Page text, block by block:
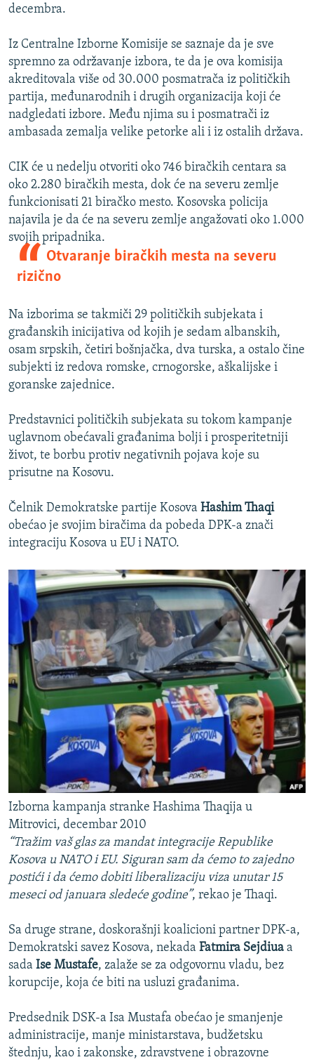
TRI DECENIJE OD RATA U BIH
NASTANAK I RASPAD JUGOSLAVIJE
decembra.
Iz Centralne Izborne Komisije se saznaje da je sve
spremno za održavanje izbora, te da je ova komisija
akreditovala više od 30.000 posmatrača iz političkih
partija, međunarodnih i drugih organizacija koji će
nadgledati izbore. Među njima su i posmatrači iz
ambasada zemalja velike petorke ali i iz ostalih država.
CIK će u nedelju otvoriti oko 746 biračkih centara sa
oko 2.280 biračkih mesta, dok će na severu zemlje
funkcionisati 21 biračko mesto. Kosovska policija
najavila je da će na severu zemlje angažovati oko 1.000
svojih pripadnika.
Otvaranje biračkih mesta na severu
rizično
Na izborima se takmiči 29 političkih subjekata i
građanskih inicijativa od kojih je sedam albanskih,
osam srpskih, četiri bošnjačka, dva turska, a ostalo čine
subjekti iz redova romske, crnogorske, aškalijske i
goranske zajednice.
Predstavnici političkih subjekata su tokom kampanje
uglavnom obećavali građanima bolji i prosperitetniji
život, te borbu protiv negativnih pojava koje su
prisutne na Kosovu.
Čelnik Demokratske partije Kosova Hashim Thaqi
obećao je svojim biračima da pobeda DPK-a znači
integraciju Kosova u EU i NATO.
Izborna kampanja stranke Hashima Thaqija u
Mitrovici, decembar 2010
“Tražim vaš glas za mandat integracije Republike
Kosova u NATO i EU. Siguran sam da ćemo to zajedno
postići i da ćemo dobiti liberalizaciju viza unutar 15
meseci od januara sledeće godine”, rekao je Thaqi.
Sa druge strane, doskorašnji koalicioni partner DPK-a,
Demokratski savez Kosova, nekada Fatmira Sejdiua a
sada Ise Mustafe, zalaže se za odgovornu vladu, bez
korupcije, koja će biti na usluzi građanima.
Predsednik DSK-a Isa Mustafa obećao je smanjenje
administracije, manje ministarstava, budžetsku
štednju, kao i zakonske, zdravstvene i obrazovne